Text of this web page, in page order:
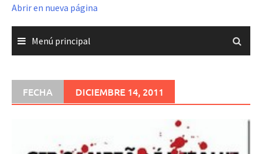
Abrir en nueva página
Menú principal
FECHA DICIEMBRE 14, 2011